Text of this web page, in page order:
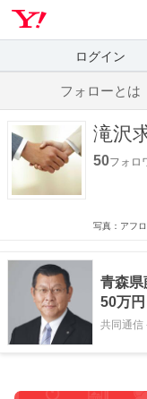
ログイン
フォローとは
滝沢
50フォロ
写真：アフロ
青森
50万円
共同通信